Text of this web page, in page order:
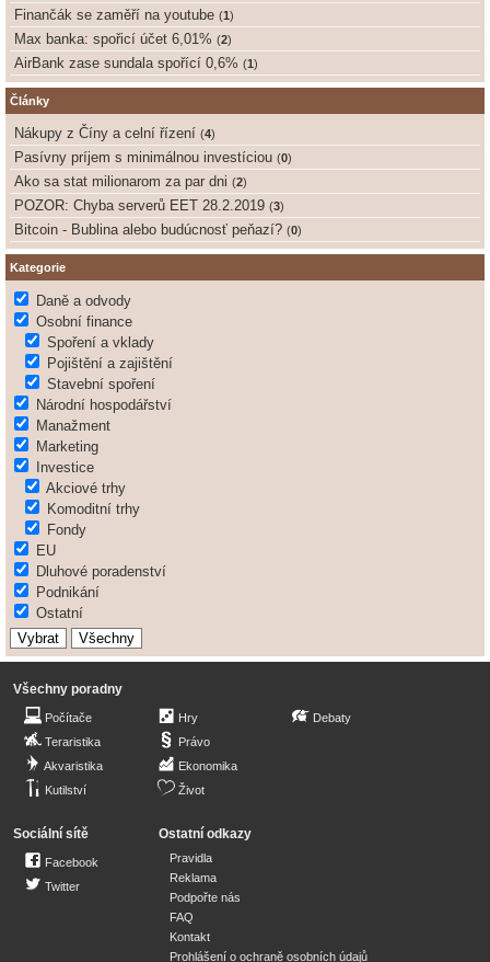
Finančák se zaměří na youtube (1)
Max banka: spořicí účet 6,01% (2)
AirBank zase sundala spořící 0,6% (1)
Články
Nákupy z Číny a celní řízení (4)
Pasívny príjem s minimálnou investíciou (0)
Ako sa stat milionarom za par dni (2)
POZOR: Chyba serverů EET 28.2.2019 (3)
Bitcoin - Bublina alebo budúcnosť peňazí? (0)
Kategorie
Daně a odvody
Osobní finance
Spoření a vklady
Pojištění a zajištění
Stavební spoření
Národní hospodářství
Manažment
Marketing
Investice
Akciové trhy
Komoditní trhy
Fondy
EU
Dluhové poradenství
Podnikání
Ostatní
Všechny poradny
Počítače
Teraristika
Akvaristika
Kutilství
Hry
Právo
Ekonomika
Život
Debaty
Sociální sítě
Facebook
Twitter
Ostatní odkazy
Pravidla
Reklama
Podpořte nás
FAQ
Kontakt
Prohlášení o ochraně osobních údajů